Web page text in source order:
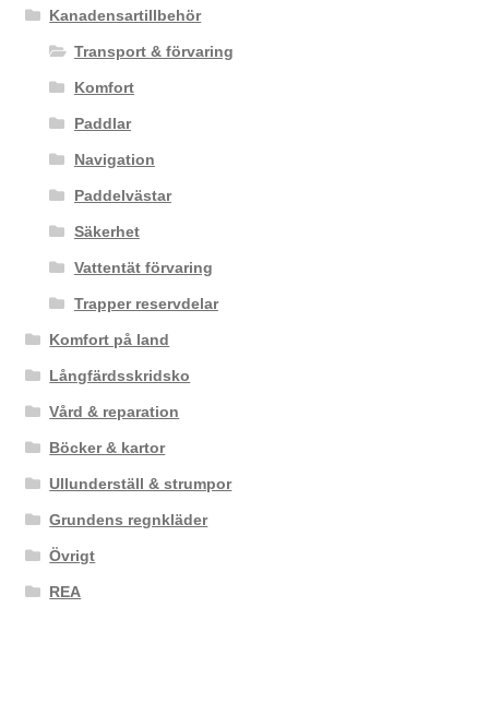
Kanadensartillbehör
Transport & förvaring
Komfort
Paddlar
Navigation
Paddelvästar
Säkerhet
Vattentät förvaring
Trapper reservdelar
Komfort på land
Långfärdsskridsko
Vård & reparation
Böcker & kartor
Ullunderställ & strumpor
Grundens regnkläder
Övrigt
REA